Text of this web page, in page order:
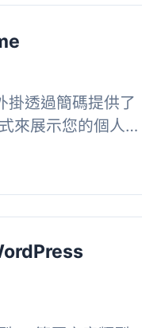
掛透過簡碼提供了
來展示您的個人履